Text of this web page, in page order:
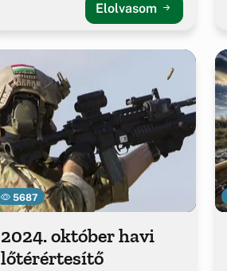
Elolvasom
5687
2024. október havi
lőtérértesítő